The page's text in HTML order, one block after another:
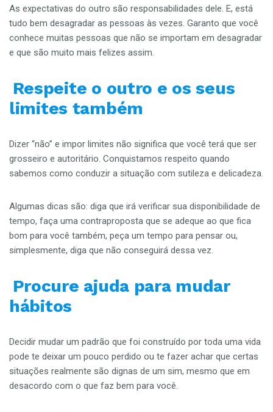
As expectativas do outro são responsabilidades dele. E, está
tudo bem desagradar as pessoas às vezes. Garanto que você
conhece muitas pessoas que não se importam em desagradar
e que são muito mais felizes assim.
Respeite o outro e os seus
limites também
Dizer “não” e impor limites não significa que você terá que ser
grosseiro e autoritário. Conquistamos respeito quando
sabemos como conduzir a situação com sutileza e delicadeza.
Algumas dicas são: diga que irá verificar sua disponibilidade de
tempo, faça uma contraproposta que se adeque ao que fica
bom para você também, peça um tempo para pensar ou,
simplesmente, diga que não conseguirá dessa vez.
Procure ajuda para mudar
hábitos
Decidir mudar um padrão que foi construído por toda uma vida
pode te deixar um pouco perdido ou te fazer achar que certas
situações realmente são dignas de um sim, mesmo que em
desacordo com o que faz bem para você.